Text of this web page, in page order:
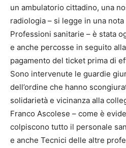
un ambulatorio cittadino, una
radiologia – si legge in una nota
Professioni sanitarie – è stata
e anche percosse in seguito
pagamento del ticket prima di
Sono intervenute le guardie
dell’ordine che hanno
solidarietà e vicinanza alla
Franco Ascolese – come è
colpiscono tutto il personale
e anche Tecnici delle altre